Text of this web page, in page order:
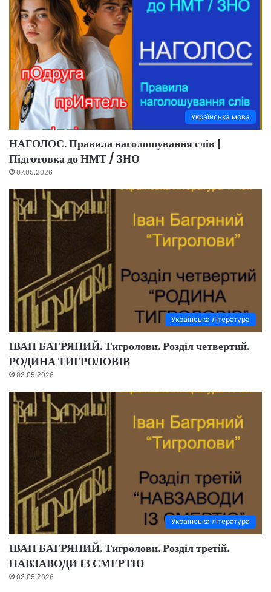
Українська мова
НАГОЛОС. Правила наголошування слів |
Підготовка до НМТ / ЗНО
07.05.2026
Українська література
ІВАН БАГРЯНИЙ. Тигролови. Розділ четвертий.
РОДИНА ТИГРОЛОВІВ
03.05.2026
Українська література
ІВАН БАГРЯНИЙ. Тигролови. Розділ третій.
НАВЗАВОДИ ІЗ СМЕРТЮ
03.05.2026